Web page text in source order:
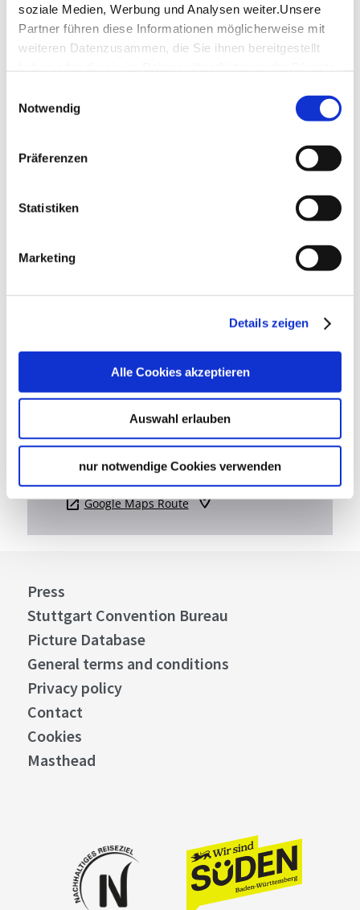
soziale Medien, Werbung und Analysen weiter.Unsere
Partner führen diese Informationen möglicherweise mit
weiteren Datenzusammen, die Sie ihnen bereitgestellt
Impressum
Notwendig
Präferenzen
Statistiken
Marketing
Details zeigen
Alle Cookies akzeptieren
Auswahl erlauben
nur notwendige Cookies verwenden
Wednesday
09:00 a.m. - 11:00 p.m.
Thursday
09:00 a.m. - 11:00 p.m.
Friday
09:00 a.m. - 11:00 p.m.
Saturday
Wilma Wunder
Rotebühlstr. 21
Plan your trip
Verkehrs- und Tarifverbund Stuttgart GmbH
VVS timetable information
Deutsche Bahn AG
DB timetable information
Google Maps
Google Maps Route
Press
Stuttgart Convention Bureau
Picture Database
General terms and conditions
Privacy policy
Contact
Cookies
Masthead